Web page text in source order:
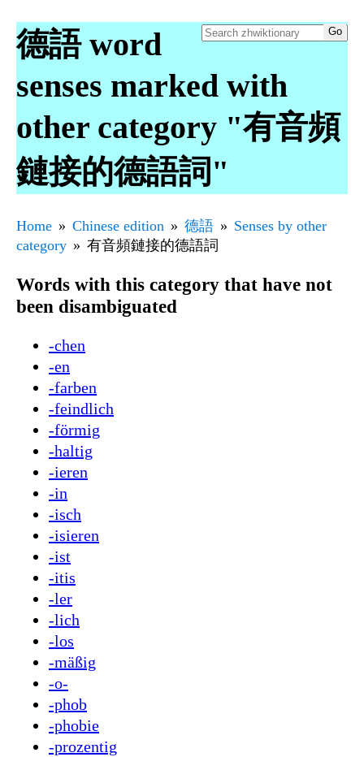
德語 word
senses marked with
other category "有音頻
鏈接的德語詞"
Home Chinese edition 德語
Senses by other
category
有音頻鏈接的德語詞
Words with this category that have not
been disambiguated
-chen
-en
-farben
-feindlich
-förmig
-haltig
-ieren
-in
-isch
-isieren
-ist
-itis
-ler
-lich
-los
-mäßig
-o-
-phob
-phobie
-prozentig